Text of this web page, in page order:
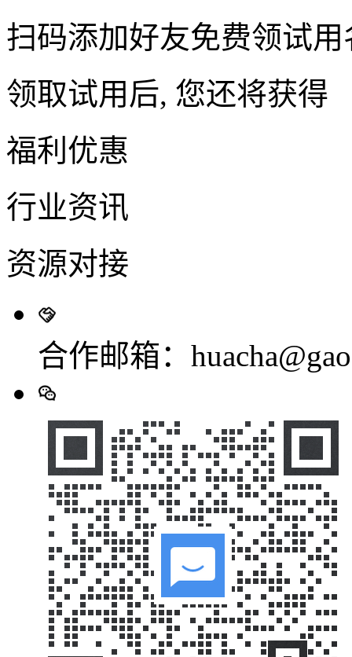
扫码添加好友免费领试用
领取试用后, 您还将获得
福利优惠
行业资讯
资源对接
合作邮箱：